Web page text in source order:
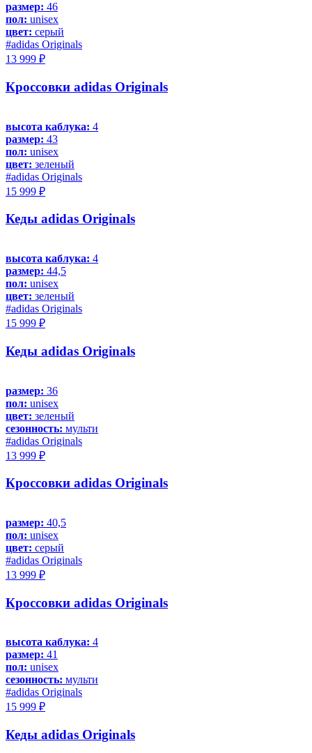
размер: 46
пол: unisex
цвет: серый
#adidas Originals
13 999 ₽
Кроссовки adidas Originals
высота каблука: 4
размер: 43
пол: unisex
цвет: зеленый
#adidas Originals
15 999 ₽
Кеды adidas Originals
высота каблука: 4
размер: 44,5
пол: unisex
цвет: зеленый
#adidas Originals
15 999 ₽
Кеды adidas Originals
размер: 36
пол: unisex
цвет: зеленый
сезонность: мульти
#adidas Originals
13 999 ₽
Кроссовки adidas Originals
размер: 40,5
пол: unisex
цвет: серый
#adidas Originals
13 999 ₽
Кроссовки adidas Originals
высота каблука: 4
размер: 41
пол: unisex
сезонность: мульти
#adidas Originals
15 999 ₽
Кеды adidas Originals